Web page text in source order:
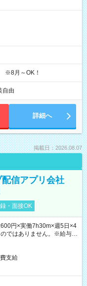
月～OK！
自由
詳細へ
掲載日：2026.08.07
信アプリ会社
・面接OK
円×実働7h30m×週5日×4
ではありません。※給与即
支給